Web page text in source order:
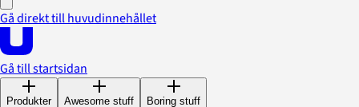
Gå direkt till huvudinnehållet
Gå till startsidan
Produkter Awesome stuff Boring stuff